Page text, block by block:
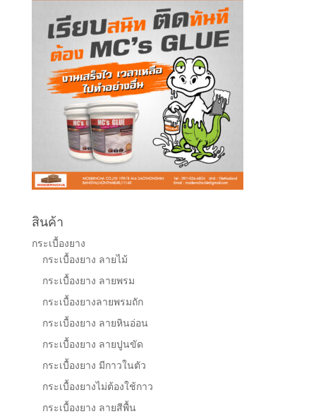
สินค้า
กระเบื้องยาง
กระเบื้องยาง ลายไม้
กระเบื้องยาง ลายพรม
กระเบื้องยางลายพรมถัก
กระเบื้องยาง ลายหินอ่อน
กระเบื้องยาง ลายปูนขัด
กระเบื้องยาง มีกาวในตัว
กระเบื้องยางไม่ต้องใช้กาว
กระเบื้องยาง ลายสีพื้น